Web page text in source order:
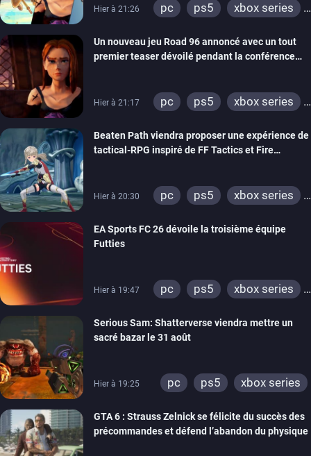
Hier à 21:26 pc ps5
xbox series
xbox one
switch 2
Un nouveau jeu Road 96 annoncé avec un tout
premier teaser dévoilé pendant la conférence
Hier à 21:17 pc ps5
xbox series
xbox one
Beaten Path viendra proposer une expérience de
tactical-RPG inspiré de FF Tactics et Fire
Hier à 20:30 pc ps5
xbox series
EA Sports FC 26 dévoile la troisième équipe
Futties
Hier à 19:47 pc ps5
xbox series
xbox one
switch 2
Serious Sam: Shatterverse viendra mettre un
sacré bazar le 31 août
Hier à 19:25 pc ps5 xbox series
GTA 6 : Strauss Zelnick se félicite du succès des
précommandes et défend l’abandon du physique